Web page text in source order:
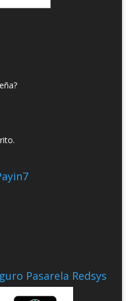
Pasarela Redsys